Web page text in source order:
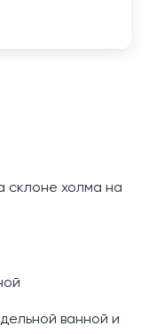
склоне холма на
ванной и